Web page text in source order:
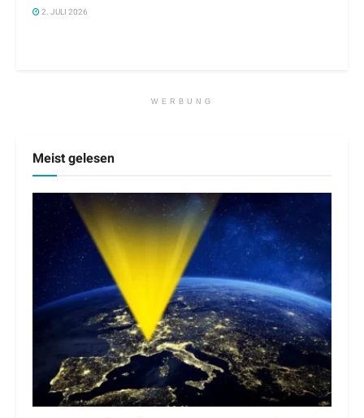
2. JULI 2026
WERBUNG
Meist gelesen